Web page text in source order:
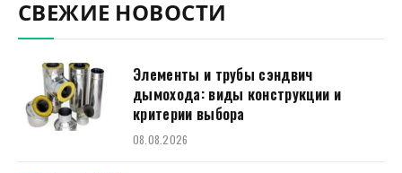
СВЕЖИЕ НОВОСТИ
Элементы и трубы сэндвич
дымохода: виды конструкции и
критерии выбора
08.08.2026